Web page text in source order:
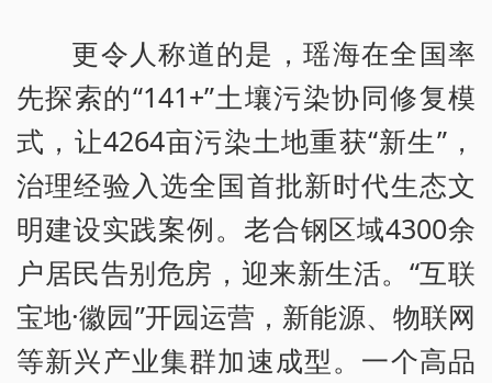
更令人称道的是，瑶海在全国率
先探索的“141+”土壤污染协同修复模
式，让4264亩污染土地重获“新生”，
治理经验入选全国首批新时代生态文
明建设实践案例。老合钢区域4300余
户居民告别危房，迎来新生活。“互联
宝地·徽园”开园运营，新能源、物联网
等新兴产业集群加速成型。一个高品